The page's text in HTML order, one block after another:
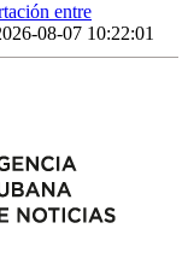
entre
08-07 10:22:01